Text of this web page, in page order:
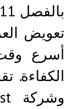
تعويض
أسرع